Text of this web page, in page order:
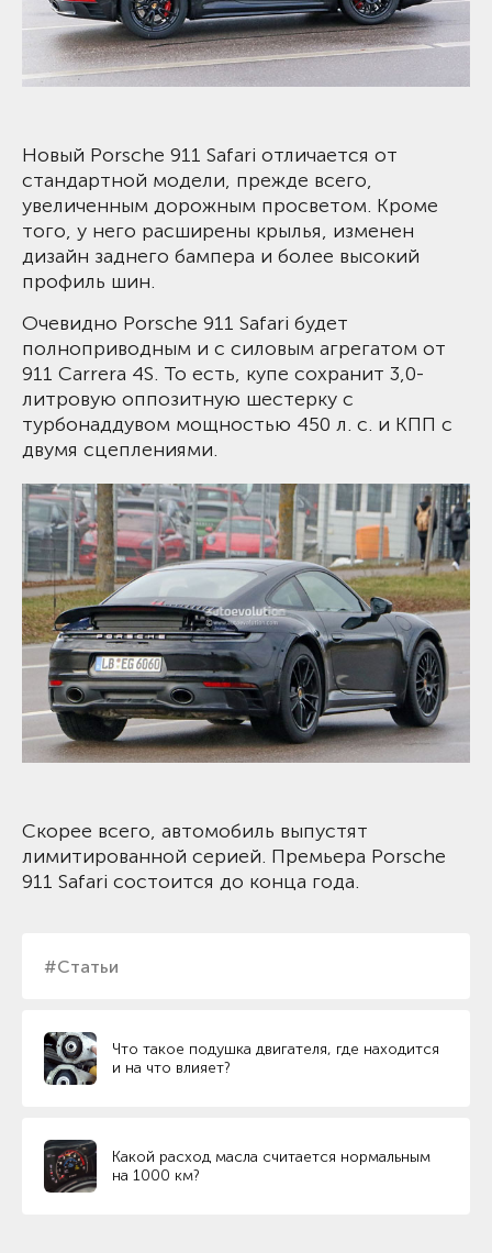
#Статьи
Что такое подушка двигателя, где находится
и на что влияет?
Какой расход масла считается нормальным
на 1000 км?
Новый Porsche 911 Safari отличается от
стандартной модели, прежде всего,
увеличенным дорожным просветом. Кроме
того, у него расширены крылья, изменен
дизайн заднего бампера и более высокий
профиль шин.
Очевидно Porsche 911 Safari будет
полноприводным и с силовым агрегатом от
911 Carrera 4S. То есть, купе сохранит 3,0-
литровую оппозитную шестерку с
турбонаддувом мощностью 450 л. с. и КПП с
двумя сцеплениями.
Скорее всего, автомобиль выпустят
лимитированной серией. Премьера Porsche
911 Safari состоится до конца года.